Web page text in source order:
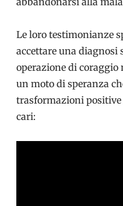
Le loro testimonianze
accettare una diagnosi
operazione di
un moto di speranza
trasformazioni positive
cari: